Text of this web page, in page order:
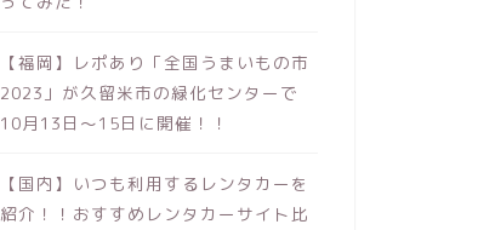
【福岡】レポあり「全国うまいもの市
2023」が久留米市の緑化センターで
10月13日～15日に開催！！
【国内】いつも利用するレンタカーを
紹介！！おすすめレンタカーサイト比